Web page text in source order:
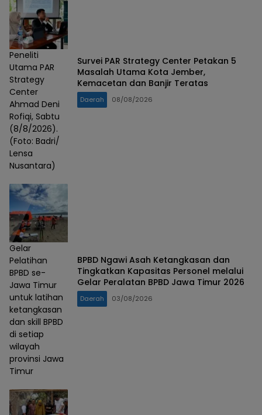
Peneliti
Utama PAR
Strategy
Center
Ahmad Deni
Rofiqi, Sabtu
(8/8/2026).
(Foto: Badri/
Lensa
Nusantara)
Survei PAR Strategy Center Petakan 5
Masalah Utama Kota Jember,
Kemacetan dan Banjir Teratas
Daerah 08/08/2026
Gelar
Pelatihan
BPBD se-
Jawa Timur
untuk latihan
ketangkasan
dan skill BPBD
di setiap
wilayah
provinsi Jawa
Timur
BPBD Ngawi Asah Ketangkasan dan
Tingkatkan Kapasitas Personel melalui
Gelar Peralatan BPBD Jawa Timur 2026
Daerah 03/08/2026